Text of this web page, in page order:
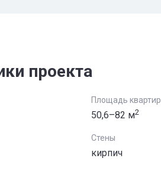
проекта
Площадь квартир
50,6–82 м2
Стены
кирпич